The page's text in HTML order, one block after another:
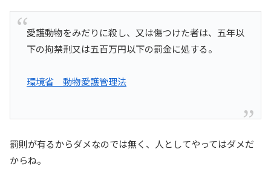
愛護動物をみだりに殺し、又は傷つけた者は、五年以
下の拘禁刑又は五百万円以下の罰金に処する。
環境省 動物愛護管理法
罰則が有るからダメなのでは無く、人としてやってはダメだ
からね。